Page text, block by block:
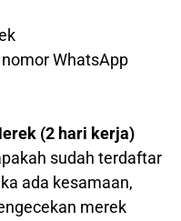
WhatsApp
(2 hari kerja)
sudah terdaftar
ada kesamaan,
merek